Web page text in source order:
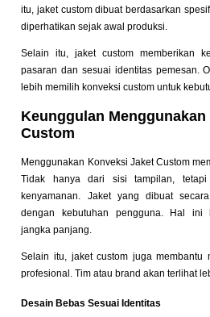
itu, jaket custom dibuat berdasarkan
diperhatikan sejak awal produksi.
Selain itu, jaket custom memberikan
pasaran dan sesuai identitas pemesan.
lebih memilih konveksi custom untuk
Keunggulan
Custom
Menggunakan Konveksi Jaket Custom
Tidak hanya dari sisi tampilan,
kenyamanan. Jaket yang dibuat
dengan kebutuhan pengguna. Hal ini
jangka panjang.
Selain itu, jaket custom juga membantu
profesional. Tim atau brand akan terlihat
Desain Bebas Sesuai Identitas